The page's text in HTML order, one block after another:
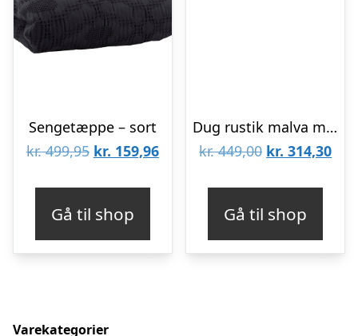
Sengetæppe – sort
kr.499,95 Den
var:
kr. 499,95.
kr. 159,96Den
kr. 159,96.
Gå til shop
Dug rustik malva m/ smalle beige striber – Ib Laursen 150×250
kr.449,00 Den
var:
kr. 449,00.
kr. 314,30Den
kr.
Gå til shop
Varekategorier